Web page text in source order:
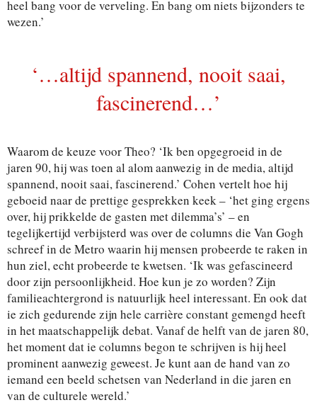
heel bang voor de verveling. En bang om niets bijzonders te
wezen.’
‘…altijd spannend, nooit saai,
fascinerend…’
Waarom de keuze voor Theo? ‘Ik ben opgegroeid in de
jaren 90, hij was toen al alom aanwezig in de media, altijd
spannend, nooit saai, fascinerend.’ Cohen vertelt hoe hij
geboeid naar de prettige gesprekken keek – ‘het ging ergens
over, hij prikkelde de gasten met dilemma’s’ – en
tegelijkertijd verbijsterd was over de columns die Van Gogh
schreef in de Metro waarin hij mensen probeerde te raken in
hun ziel, echt probeerde te kwetsen. ‘Ik was gefascineerd
door zijn persoonlijkheid. Hoe kun je zo worden? Zijn
familieachtergrond is natuurlijk heel interessant. En ook dat
ie zich gedurende zijn hele carrière constant gemengd heeft
in het maatschappelijk debat. Vanaf de helft van de jaren 80,
het moment dat ie columns begon te schrijven is hij heel
prominent aanwezig geweest. Je kunt aan de hand van zo
iemand een beeld schetsen van Nederland in die jaren en
van de culturele wereld.’